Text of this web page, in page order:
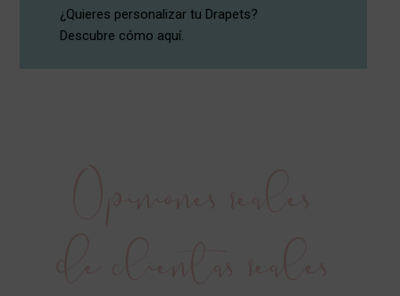
¿Quieres personalizar tu Drapets?
Descubre cómo aquí.